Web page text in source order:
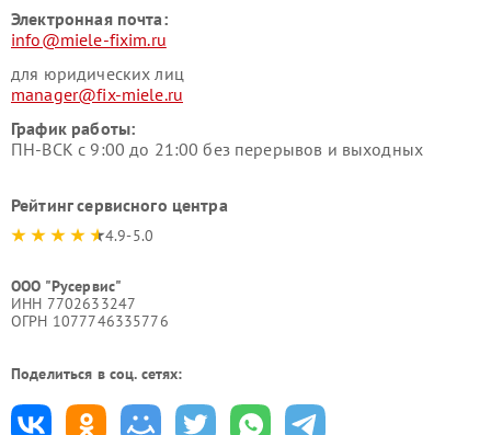
Электронная почта:
info@miele-fixim.ru
для юридических лиц
manager@fix-miele.ru
График работы:
ПН-ВСК с 9:00 до 21:00 без перерывов и выходных
Рейтинг сервисного центра
4.9-5.0
ООО "Русервис"
ИНН 7702633247
ОГРН 1077746335776
Поделиться в соц. сетях: